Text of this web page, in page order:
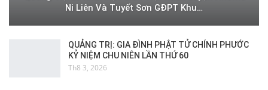
Ni Liên Và Tuyết Sơn GĐPT Khu…
QUẢNG TRỊ: GIA ĐÌNH PHẬT TỬ CHÍNH PHƯỚC
KỶ NIỆM CHU NIÊN LẦN THỨ 60
Th8 3, 2026